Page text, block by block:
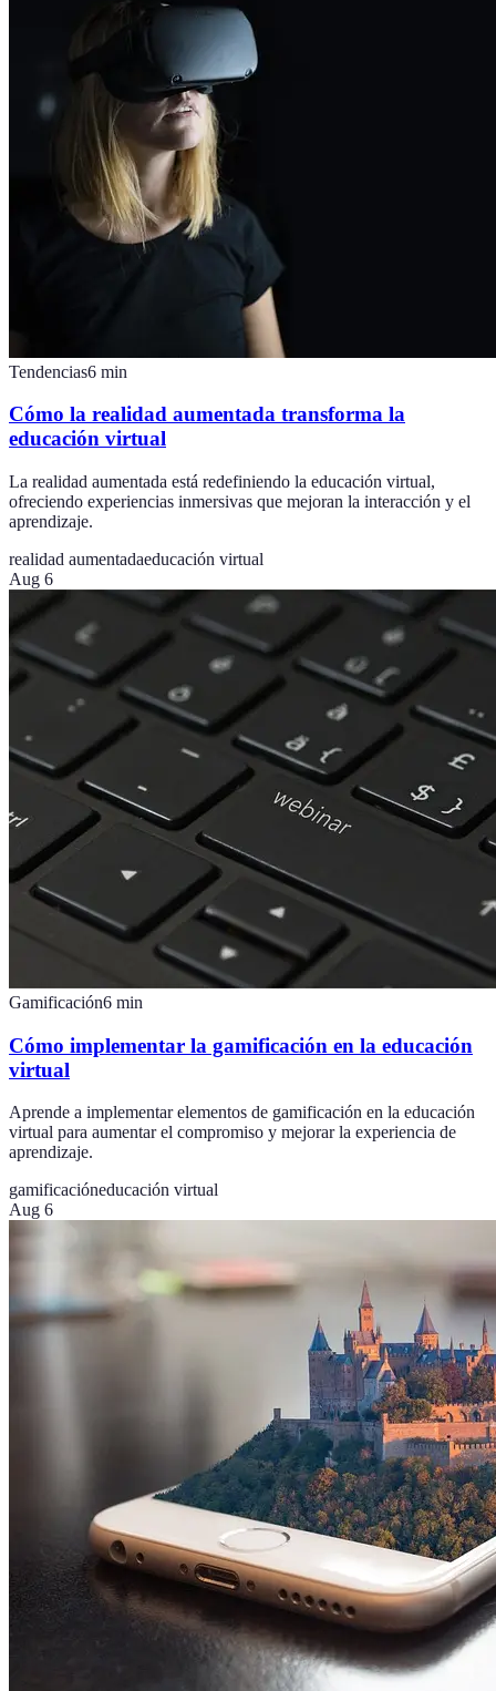
Tendencias6 min
Cómo la realidad aumentada transforma la
educación virtual
La realidad aumentada está redefiniendo la educación virtual,
ofreciendo experiencias inmersivas que mejoran la interacción y el
aprendizaje.
realidad aumentadaeducación virtual
Aug 6
Gamificación6 min
Cómo implementar la gamificación en la educación
virtual
Aprende a implementar elementos de gamificación en la educación
virtual para aumentar el compromiso y mejorar la experiencia de
aprendizaje.
gamificacióneducación virtual
Aug 6